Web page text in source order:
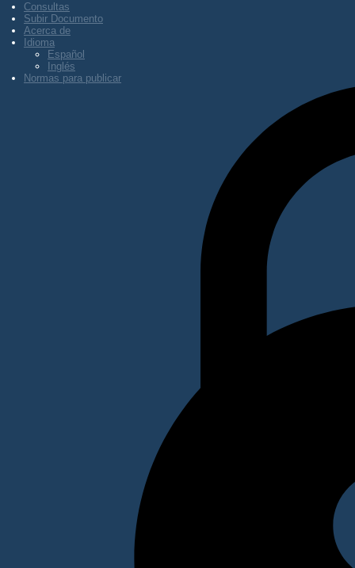
Consultas
Subir Documento
Acerca de
Idioma
Español
Inglés
Normas para publicar